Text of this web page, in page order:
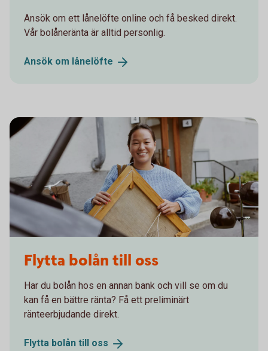
Ansök om ett lånelöfte online och få besked direkt.
Vår bolåneränta är alltid personlig.
Ansök om lånelöfte
Flytta bolån till oss
Har du bolån hos en annan bank och vill se om du
kan få en bättre ränta? Få ett preliminärt
ränteerbjudande direkt.
Flytta bolån till oss